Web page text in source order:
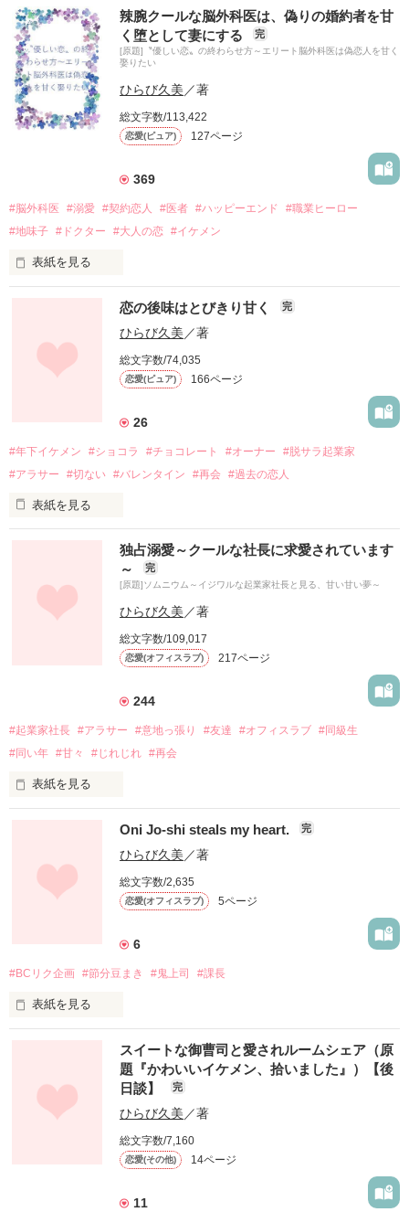
辣腕クールな脳外科医は、偽りの婚約者を甘
く堕として妻にする
完
[原題]〝優しい恋〟の終わらせ方～エリート脳外科医は偽恋人を甘く
娶りたい
ひらび久美 ／著
総文字数/113,422
恋愛(ピュア) 127ページ
369
#脳外科医 #溺愛 #契約恋人 #医者 #ハッピーエンド
#職業ヒーロー
#地味子 #ドクター #大人の恋 #イケメン
表紙を見る
「私は病気の父に余計な心配をかけたくないんです」
「俺は仕事に集中したいから、見合いを断る口実が欲しい」
互いの利害が一致して
結んだ期間限定の恋人契約のはずなのに──。
「無理なんかしてない。沙耶のためになにかを考えるのは楽し
優しい嘘から始まった恋は、いつしか永遠の愛になる。
2025.10.27～2025.10.31
（ご覧いただきありがとうございます。
11月10日にベリーズ文庫として発売される書籍版は、大幅に改
稿しております。
サイト版にはないエピソードもありますので、ぜひご覧いただ
恋の後味はとびきり甘く 完
ひらび久美 ／著
総文字数/74,035
恋愛(ピュア) 166ページ
26
#年下イケメン #ショコラ #チョコレート #オーナー
#脱サラ起業家
#アラサー
#切ない #バレンタイン #再会 #過去の恋人
表紙を見る
チョコレート専門店、モン・トレゾーを開店した。
若気の至り？　そんなことない。私は真剣。
五歳年下の涼介くん。
一流のショコラティエを夢見る彼との関係は、
ありがとうございます。
レビューありがとうございます。
ukocoさま、かおる。さま
作品を読む
独占溺愛～クールな社長に求愛されています
～
完
[原題]ソムニウム～イジワルな起業家社長と見る、甘い甘い夢～
ひらび久美／著
総文字数/109,017
恋愛(オフィスラブ) 217ページ
244
#起業家社長 #アラサー #意地っ張り #友達 #オフィスラブ #同級生
#同い年 #甘々 #じれじれ #再会
表紙を見る
たぶん、人生の負け組。
須藤　蓮斗（すどう　れんと）、28歳。
大学時代は彼をライバルだと思って、彼には負けたくないと努
そんな彼と偶然再会した日から、ふたりの関係が少しずつ変化
「私たち、まだ友達だって思ってていいよね？」
「友達でいるのはもう限界なんだ」
ライバルに弱みを見せたくない意地っ張り女子と、
素直になりきれない意地悪社長の恋。
2019.07.08～2019.07.14
Oni Jo-shi steals my heart. 完
ひらび久美／著
総文字数/2,635
恋愛(オフィスラブ) 5ページ
6
#BCリク企画 #節分豆まき #鬼上司 #課長
表紙を見る
#92　朔哉媛さんのリクエストからインスピレーションをいた
★『豆まき』でちょっとしたラブストーリー★
スイートな御曹司と愛されルームシェア（原
題『かわいいイケメン、拾いました』）【後
日談】
完
ひらび久美 ／著
総文字数/7,160
恋愛(その他) 14ページ
11